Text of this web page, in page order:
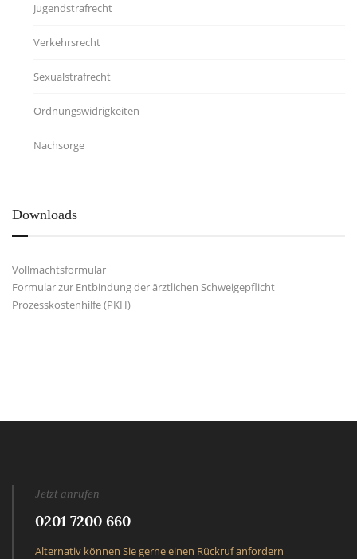
Jugendstrafrecht
Verkehrsrecht
Sexualstrafrecht
Ordnungswidrigkeiten
Nachsorge
Downloads
Vollmachtsformular
Formular zur Entbindung der ärztlichen Schweigepflicht
Prozesskostenhilfe (PKH)
Jetzt anrufen
0201 7200 660
Alternativ können Sie gerne einen Rückruf anfordern